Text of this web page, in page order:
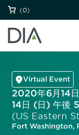
(0)
Virtual Event
2020年6月14
14日 (日) 午後
(US Eastern
Fort Washington,